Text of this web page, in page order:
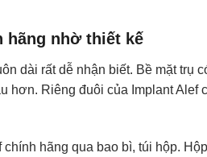
hãng nhờ thiết kế
dài rất dễ nhận biết. Bề mặt trụ
hơn. Riêng đuôi của Implant Alef
hãng qua bao bì, túi hộp.